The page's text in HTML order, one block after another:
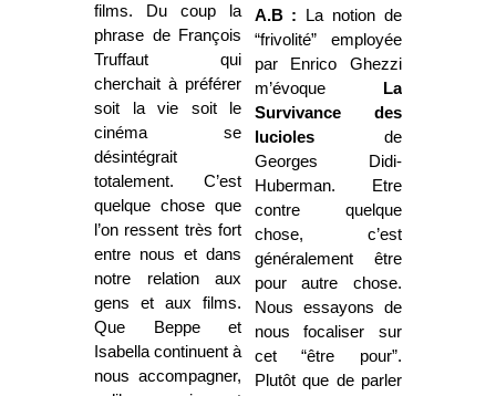
films. Du coup la
phrase de François
Truffaut qui
cherchait à préférer
soit la vie soit le
cinéma se
désintégrait
totalement. C’est
quelque chose que
l’on ressent très fort
entre nous et dans
notre relation aux
gens et aux films.
Que Beppe et
Isabella continuent à
nous accompagner,
A.B : La notion de
“frivolité” employée
par Enrico Ghezzi
m’évoque La
Survivancedes
luciolesde
Georges Didi-
Huberman. Etre
contre quelque
chose, c’est
généralement être
pour autre chose.
Nous essayons de
nous focaliser sur
cet “être pour”.
Plutôt que de parler